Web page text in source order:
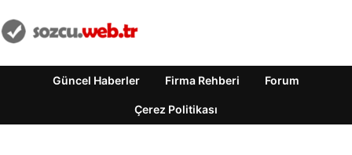
Güncel Haberler Firma Rehberi Forum
Çerez Politikası